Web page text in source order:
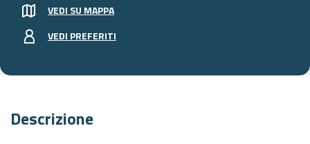
Descrizione
VEDI SU MAPPA
VEDI PREFERITI